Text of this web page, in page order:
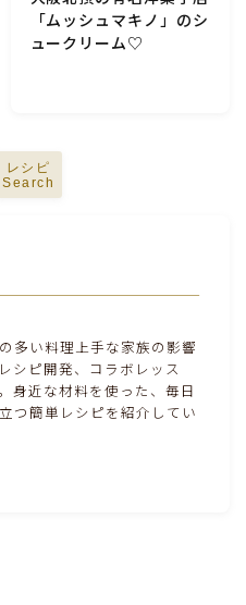
・調理器具
「ムッシュマキノ」のシ
ュークリーム♡
レシピ
Search
多い料理上手な家族の影響
シピ開発、コラボレッス
身近な材料を使った、毎日
つ簡単レシピを紹介してい